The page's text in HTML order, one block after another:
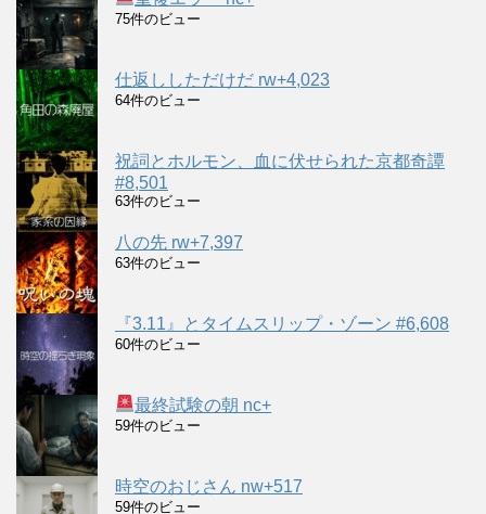
75件のビュー
仕返ししただけだ rw+4,023
64件のビュー
祝詞とホルモン、血に伏せられた京都奇譚
#8,501
63件のビュー
八の先 rw+7,397
63件のビュー
『3.11』とタイムスリップ・ゾーン #6,608
60件のビュー
最終試験の朝 nc+
59件のビュー
時空のおじさん nw+517
59件のビュー